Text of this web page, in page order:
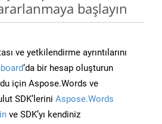
başlayın
ve yetkilendirme ayrıntılarını
‘da bir hesap oluşturun
için Aspose.Words ve
SDK’lerini Aspose.Words
ve SDK’yı kendiniz